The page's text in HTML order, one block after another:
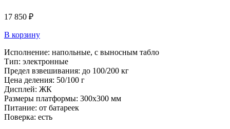
17 850 ₽
В корзину
Исполнение: напольные, с выносным табло
Тип: электронные
Предел взвешивания: до 100/200 кг
Цена деления: 50/100 г
Дисплей: ЖК
Размеры платформы: 300х300 мм
Питание: от батареек
Поверка: есть